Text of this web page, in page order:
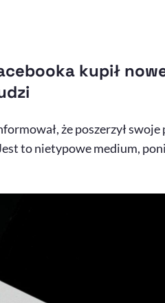
kupił
że poszerzył
to nietypowe medium,